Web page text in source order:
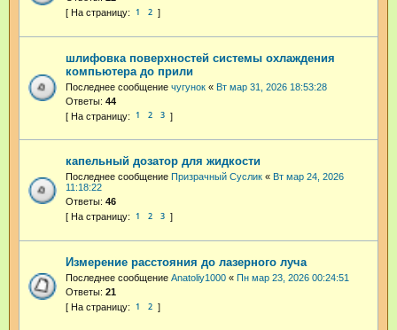
1 2
шлифовка поверхностей системы охлаждения
компьютера до прили
Последнее сообщение чугунок « Вт мар 31, 2026 18:53:28
Ответы: 44
1 2 3
капельный дозатор для жидкости
Последнее сообщение Призрачный Суслик « Вт мар 24, 2026
11:18:22
Ответы: 46
1 2 3
Измерение расстояния до лазерного луча
Последнее сообщение Anatoliy1000 « Пн мар 23, 2026 00:24:51
Ответы: 21
1 2